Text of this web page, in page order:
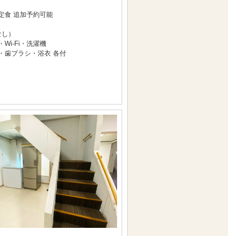
食 追加予約可能
）
Wi-Fi・洗濯機
歯ブラシ・浴衣 各付